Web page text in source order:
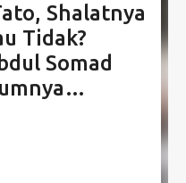
Shalatnya
Tidak?
Somad